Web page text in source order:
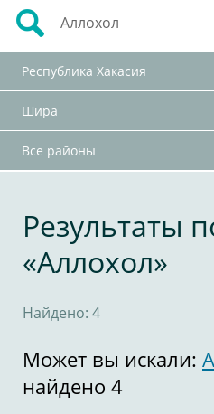
Республика Хакасия
Шира
Все районы
Результаты
«Аллохол»
Найдено: 4
Может вы искали:
найдено 4